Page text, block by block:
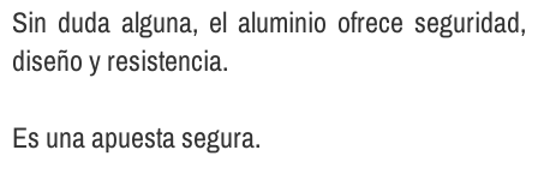
Sin duda alguna, el aluminio ofrece seguridad,
diseño y resistencia.
Es una apuesta segura.